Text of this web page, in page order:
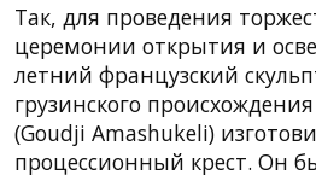
Так, для проведения
церемонии открытия и
летний французский
грузинского
(Goudji Amashukeli)
процессионный крест. Он